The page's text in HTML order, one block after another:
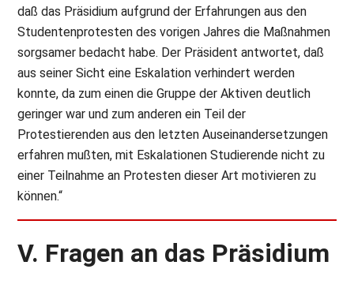
daß das Präsidium aufgrund der Erfahrungen aus den
Studentenprotesten des vorigen Jahres die Maßnahmen
sorgsamer bedacht habe. Der Präsident antwortet, daß
aus seiner Sicht eine Eskalation verhindert werden
konnte, da zum einen die Gruppe der Aktiven deutlich
geringer war und zum anderen ein Teil der
Protestierenden aus den letzten Auseinandersetzungen
erfahren mußten, mit Eskalationen Studierende nicht zu
einer Teilnahme an Protesten dieser Art motivieren zu
können.“
V. Fragen an das Präsidium